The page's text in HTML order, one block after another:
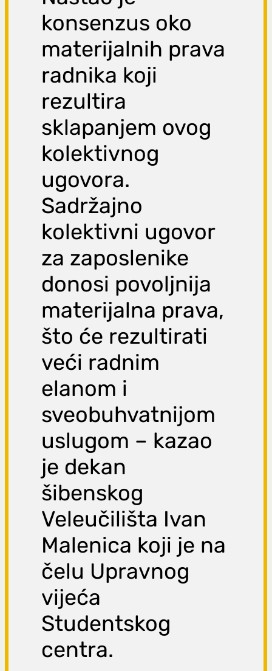
konsenzus oko
materijalnih prava
radnika koji
rezultira
sklapanjem ovog
kolektivnog
ugovora.
Sadržajno
kolektivni ugovor
za zaposlenike
donosi povoljnija
materijalna prava,
što će rezultirati
veći radnim
elanom i
sveobuhvatnijom
uslugom – kazao
je dekan
šibenskog
Veleučilišta Ivan
Malenica koji je na
čelu Upravnog
vijeća
Studentskog
centra.